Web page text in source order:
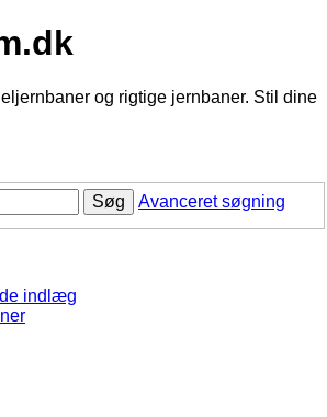
og rigtige jernbaner. Stil dine
Søg Avanceret søgning
indlæg